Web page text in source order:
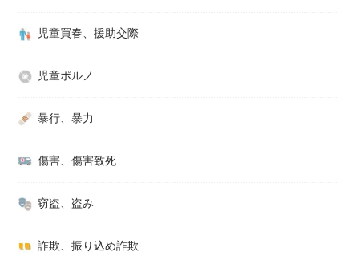
児童買春、援助交際
児童ポルノ
暴行、暴力
傷害、傷害致死
窃盗、盗み
詐欺、振り込め詐欺